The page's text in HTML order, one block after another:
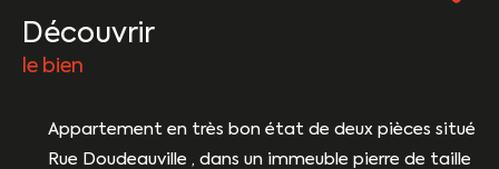
découvrir
le bien
Appartement en très bon état de deux pièces situé
Rue Doudeauville , dans un immeuble pierre de taille